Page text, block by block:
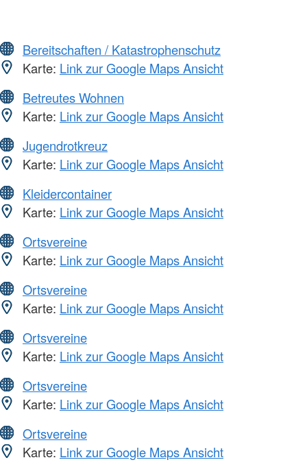
Bereitschaften / Katastrophenschutz
Karte: Link zur Google Maps Ansicht
Betreutes Wohnen
Karte: Link zur Google Maps Ansicht
Jugendrotkreuz
Karte: Link zur Google Maps Ansicht
Kleidercontainer
Karte: Link zur Google Maps Ansicht
Ortsvereine
Karte: Link zur Google Maps Ansicht
Ortsvereine
Karte: Link zur Google Maps Ansicht
Ortsvereine
Karte: Link zur Google Maps Ansicht
Ortsvereine
Karte: Link zur Google Maps Ansicht
Ortsvereine
Karte: Link zur Google Maps Ansicht